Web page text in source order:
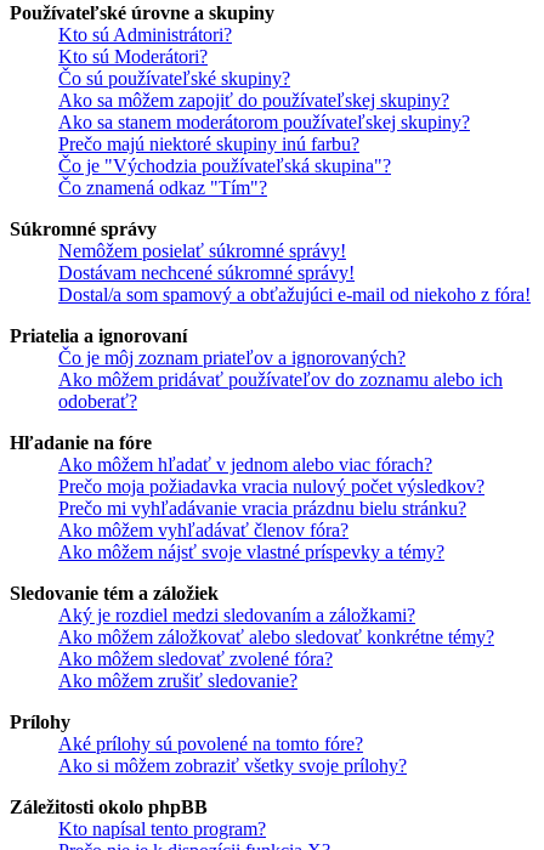
Používateľské úrovne a skupiny
Kto sú Administrátori?
Kto sú Moderátori?
Čo sú používateľské skupiny?
Ako sa môžem zapojiť do používateľskej skupiny?
Ako sa stanem moderátorom používateľskej skupiny?
Prečo majú niektoré skupiny inú farbu?
Čo je "Východzia používateľská skupina"?
Čo znamená odkaz "Tím"?
Súkromné správy
Nemôžem posielať súkromné správy!
Dostávam nechcené súkromné správy!
Dostal/a som spamový a obťažujúci e-mail od niekoho z fóra!
Priatelia a ignorovaní
Čo je môj zoznam priateľov a ignorovaných?
Ako môžem pridávať používateľov do zoznamu alebo ich
odoberať?
Hľadanie na fóre
Ako môžem hľadať v jednom alebo viac fórach?
Prečo moja požiadavka vracia nulový počet výsledkov?
Prečo mi vyhľadávanie vracia prázdnu bielu stránku?
Ako môžem vyhľadávať členov fóra?
Ako môžem nájsť svoje vlastné príspevky a témy?
Sledovanie tém a záložiek
Aký je rozdiel medzi sledovaním a záložkami?
Ako môžem záložkovať alebo sledovať konkrétne témy?
Ako môžem sledovať zvolené fóra?
Ako môžem zrušiť sledovanie?
Prílohy
Aké prílohy sú povolené na tomto fóre?
Ako si môžem zobraziť všetky svoje prílohy?
Záležitosti okolo phpBB
Kto napísal tento program?